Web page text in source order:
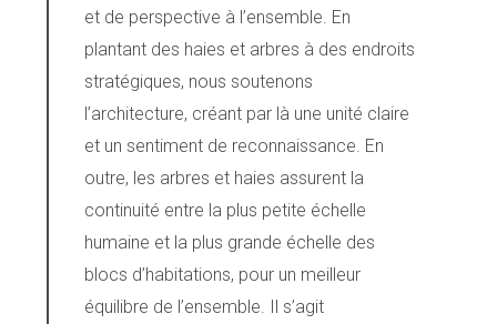
et de perspective à l’ensemble. En
plantant des haies et arbres à des endroits
stratégiques, nous soutenons
l’architecture, créant par là une unité claire
et un sentiment de reconnaissance. En
outre, les arbres et haies assurent la
continuité entre la plus petite échelle
humaine et la plus grande échelle des
blocs d’habitations, pour un meilleur
équilibre de l’ensemble. Il s’agit